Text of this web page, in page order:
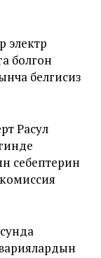
электр
болгон
белгисиз
Расул
себептерин